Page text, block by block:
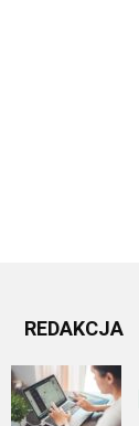
REDAKCJA